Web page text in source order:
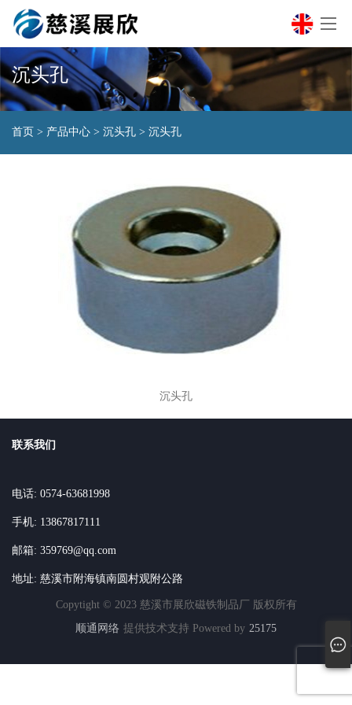
沉头孔
首页 > 产品中心 > 沉头孔 > 沉头孔
沉头孔
联系我们
电话: 0574-63681998
手机: 13867817111
邮箱: 359769@qq.com
地址: 慈溪市附海镇南圆村观附公路
Copytight © 2023 慈溪市展欣磁铁制品厂 版权所有
顺通网络 提供技术支持 Powered by 25175